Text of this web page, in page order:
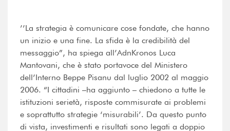
’’La strategia è comunicare cose fondate, che hanno
un inizio e una fine. La sfida è la credibilità del
messaggio”, ha spiega all’AdnKronos Luca
Mantovani, che è stato portavoce del Ministero
dell’Interno Beppe Pisanu dal luglio 2002 al maggio
2006. “I cittadini –ha aggiunto – chiedono a tutte le
istituzioni serietà, risposte commisurate ai problemi
e soprattutto strategie ‘misurabili’. Da questo punto
di vista, investimenti e risultati sono legati a doppio